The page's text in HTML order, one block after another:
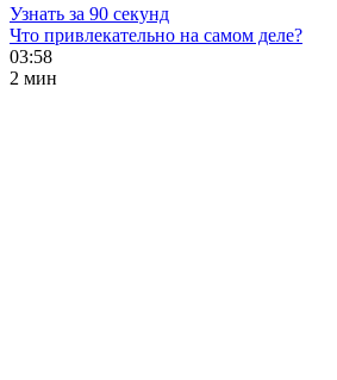
Узнать за 90 секунд
Что привлекательно на самом деле?
03:58
2 мин